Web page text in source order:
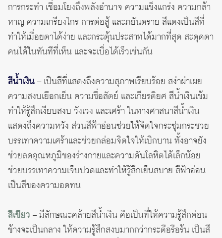
การกระทำ เชื่อมโยงถึงพลังอำนาจ ความแข็งแกร่ง ความกล้า
หาญ ความเกรียงไกร การต่อสู้ และภยันตราย สีแดงเป็นสีที่
ทำให้เมื่อยตาได้ง่าย และกระตุ้นประสาทได้มากที่สุด สะดุดตา
คนได้ในทันทีที่เห็น และจะเบื่อได้เร็วเช่นกัน
สีน้ำเงิน– เป็นสีที่แสดงถึงความสุภาพเรียบร้อย สง่าผ่าเผย
ความสงบเยือกเย็น ความซื่อสัตย์ และเกียรติยศ สีน้ำเงินเข้ม
ทำให้รู้สึกเงียบสงบ วังเวง และเศร้า ในทางศาสนาสีน้ำเงิน
แสดงถึงความหวัง ส่วนสีฟ้าอ่อนช่วยให้จิตใจกระชุ่มกระชวย
บรรเทาความเศร้าและช่วยกล่อมจิตใจให้เบิกบาน ทั้งอาจยัง
ช่วยลดอุณหภูมิของร่างกายและความดันโลหิตได้เล็กน้อย
ช่วยบรรเทาความเจ็บปวดและทำให้รู้สึกเย็นสบาย สีฟ้าอ่อน
เป็นสีของความอดทน
สีเขียว – มีลักษณะคล้ายสีน้ำเงิน คือเป็นที่ให้ความรู้สึกค่อน
ข้างจะเป็นกลาง ให้ความรู้สึกสงบมากกว่ากระตือรือร้น เป็นสี